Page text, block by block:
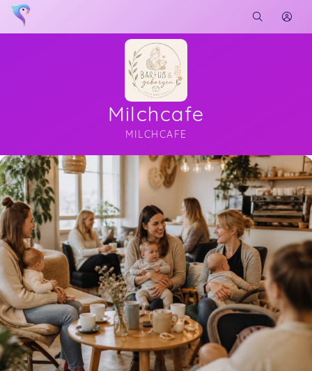
Milchcafe
MILCHCAFE
Soon you will learn more about me here...